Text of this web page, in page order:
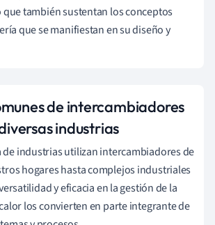
también sustentan los conceptos
que se manifiestan en su diseño y
de intercambiadores
industrias
de industrias utilizan intercambiadores de
hogares hasta complejos industriales
y eficacia en la gestión de la
los convierten en parte integrante de